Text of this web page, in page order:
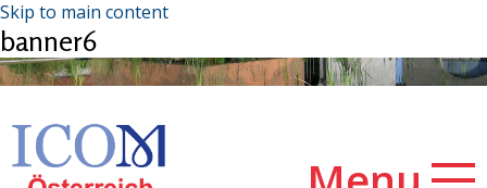
Skip to main content
banner6